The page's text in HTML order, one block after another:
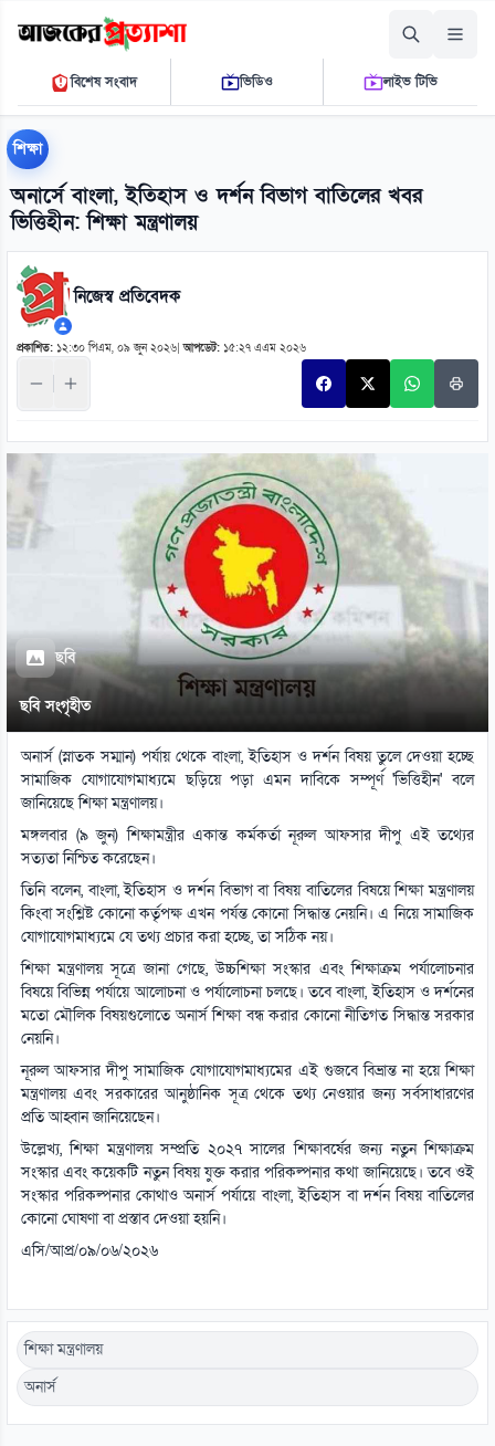
শুক্রবার, ০৭ আগস্ট ২০২৬
১১:৩০:১৪ পি.এম.THE DAILY AJKER PROTTASHA
বিশেষ সংবাদ ভিডিও লাইভ টিভি
শিক্ষা
অনার্সে বাংলা, ইতিহাস ও দর্শন বিভাগ বাতিলের খবর
ভিত্তিহীন: শিক্ষা মন্ত্রণালয়
নিজেস্ব প্রতিবেদক
প্রকাশিত: ১২:৩০ পিএম, ০৯ জুন ২০২৬ |আপডেট: ১৫:২৭ এএম ২০২৬
ছবি
ছবি সংগৃহীত
অনার্স (স্নাতক সম্মান) পর্যায় থেকে বাংলা, ইতিহাস ও দর্শন বিষয় তুলে দেওয়া হচ্ছে
সামাজিক যোগাযোগমাধ্যমে ছড়িয়ে পড়া এমন দাবিকে সম্পূর্ণ 'ভিত্তিহীন' বলে
জানিয়েছে শিক্ষা মন্ত্রণালয়।
মঙ্গলবার (৯ জুন) শিক্ষামন্ত্রীর একান্ত কর্মকর্তা নূরুল আফসার দীপু এই তথ্যের
সত্যতা নিশ্চিত করেছেন।
তিনি বলেন, বাংলা, ইতিহাস ও দর্শন বিভাগ বা বিষয় বাতিলের বিষয়ে শিক্ষা মন্ত্রণালয়
কিংবা সংশ্লিষ্ট কোনো কর্তৃপক্ষ এখন পর্যন্ত কোনো সিদ্ধান্ত নেয়নি। এ নিয়ে সামাজিক
যোগাযোগমাধ্যমে যে তথ্য প্রচার করা হচ্ছে, তা সঠিক নয়।
শিক্ষা মন্ত্রণালয় সূত্রে জানা গেছে, উচ্চশিক্ষা সংস্কার এবং শিক্ষাক্রম পর্যালোচনার
বিষয়ে বিভিন্ন পর্যায়ে আলোচনা ও পর্যালোচনা চলছে। তবে বাংলা, ইতিহাস ও দর্শনের
মতো মৌলিক বিষয়গুলোতে অনার্স শিক্ষা বন্ধ করার কোনো নীতিগত সিদ্ধান্ত সরকার
নেয়নি।
নূরুল আফসার দীপু সামাজিক যোগাযোগমাধ্যমের এই গুজবে বিভ্রান্ত না হয়ে শিক্ষা
মন্ত্রণালয় এবং সরকারের আনুষ্ঠানিক সূত্র থেকে তথ্য নেওয়ার জন্য সর্বসাধারণের
প্রতি আহ্বান জানিয়েছেন।
উল্লেখ্য, শিক্ষা মন্ত্রণালয় সম্প্রতি ২০২৭ সালের শিক্ষাবর্ষের জন্য নতুন শিক্ষাক্রম
সংস্কার এবং কয়েকটি নতুন বিষয় যুক্ত করার পরিকল্পনার কথা জানিয়েছে। তবে ওই
সংস্কার পরিকল্পনার কোথাও অনার্স পর্যায়ে বাংলা, ইতিহাস বা দর্শন বিষয় বাতিলের
কোনো ঘোষণা বা প্রস্তাব দেওয়া হয়নি।
এসি/আপ্র/০৯/০৬/২০২৬
শিক্ষা মন্ত্রণালয়
অনার্স